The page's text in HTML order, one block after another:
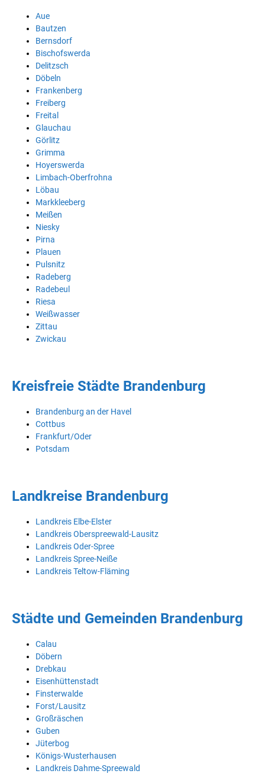
Aue
Bautzen
Bernsdorf
Bischofswerda
Delitzsch
Döbeln
Frankenberg
Freiberg
Freital
Glauchau
Görlitz
Grimma
Hoyerswerda
Limbach-Oberfrohna
Löbau
Markkleeberg
Meißen
Niesky
Pirna
Plauen
Pulsnitz
Radeberg
Radebeul
Riesa
Weißwasser
Zittau
Zwickau
Kreisfreie Städte Brandenburg
Brandenburg an der Havel
Cottbus
Frankfurt/Oder
Potsdam
Landkreise Brandenburg
Landkreis Elbe-Elster
Landkreis Oberspreewald-Lausitz
Landkreis Oder-Spree
Landkreis Spree-Neiße
Landkreis Teltow-Fläming
Städte und Gemeinden Brandenburg
Calau
Döbern
Drebkau
Eisenhüttenstadt
Finsterwalde
Forst/Lausitz
Großräschen
Guben
Jüterbog
Königs-Wusterhausen
Landkreis Dahme-Spreewald